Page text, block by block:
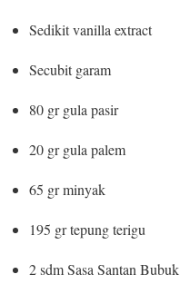
Sedikit vanilla extract
Secubit garam
80 gr gula pasir
20 gr gula palem
65 gr minyak
195 gr tepung terigu
2 sdm Sasa Santan Bubuk